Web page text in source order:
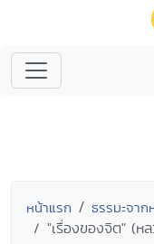
หน้าแรก ธรรมะจา
"เรื่องของจิต" (